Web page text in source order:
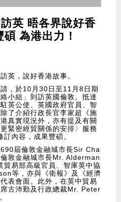
英 晤各界說好香
為港出力！
英，說好香港故事。
，於10月30日至11月8日期
小組」到訪英國倫敦。抵達
英公使、英國政府官員、智
了介紹行政長官李家超《施
真實現況外，亦有提及有關
緊密經貿關係的安排〉服務
內容，成果豐碩。
屆倫敦金融城市長Sir Cha
敦金融城市長Mr. Alderman
易部高級官員、智庫英中協
等，亦與《衛報》及《經濟
表會面。此外，在英中貿易
古沛勤及行政總裁Mr. Peter